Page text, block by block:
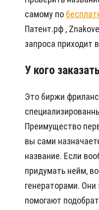
самому по
Патент.рф ,
запроса приходит
У кого
Это биржи
Преимущество
вы сами
название. Если
придумать нейм,
генераторами.
помогают